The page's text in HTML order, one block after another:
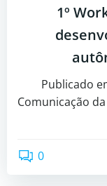
1º
Publicado
Comunicação
0